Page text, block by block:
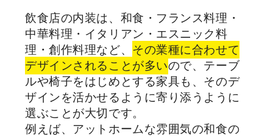
飲食店の内装は、和食・フランス料理・
中華料理・イタリアン・エスニック料
理・創作料理など、 その業種に合わせて
デザインされることが多いので、テーブ
ルや椅子をはじめとする家具も、そのデ
ザインを活かせるように寄り添うように
選ぶことが大切です。
例えば、アットホームな雰囲気の和食の